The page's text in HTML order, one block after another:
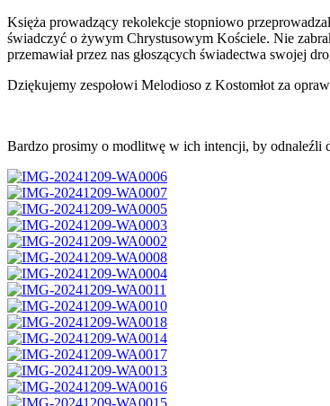
Księża prowadzący rekolekcje stopniowo
świadczyć o żywym Chrystusowym Kościele. Nie
przemawiał przez nas głoszących świadectwa swojej
Dziękujemy zespołowi Melodioso z Kostomłot za
Bardzo prosimy o modlitwę w ich intencji, by odnaleźli